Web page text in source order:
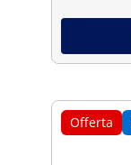
Offerta